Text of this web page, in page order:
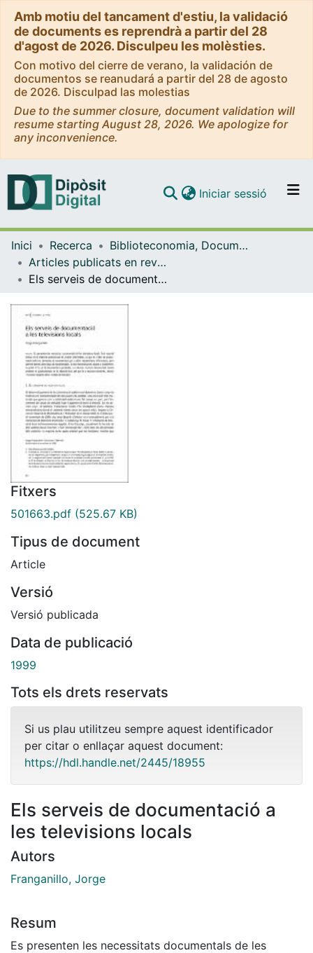
Amb motiu del tancament d'estiu, la validació
de documents es reprendrà a partir del 28
d'agost de 2026. Disculpeu les molèsties.
Con motivo del cierre de verano, la validación de
documentos se reanudará a partir del 28 de agosto
de 2026. Disculpad las molestias
Due to the summer closure, document validation will
resume starting August 28, 2026. We apologize for
any inconvenience.
Navega per tot el DD
Com publicar
Iniciar sessió (current)
Inici Recerca
Biblioteconomia, Documentació i Comunicació Audiovisual
Articles publicats en revistes (Biblioteconomia, Documentació i Comunicació Audiovisual)
Els serveis de documentació a les televisions locals
Fitxers
501663.pdf (525.67 KB)
Tipus de document
Article
Versió
Versió publicada
Data de publicació
1999
Tots els drets reservats
Si us plau utilitzeu sempre aquest identificador
per citar o enllaçar aquest document:
https://hdl.handle.net/2445/18955
Els serveis de documentació a
les televisions locals
Autors
Franganillo, Jorge
Resum
Es presenten les necessitats documentals de les